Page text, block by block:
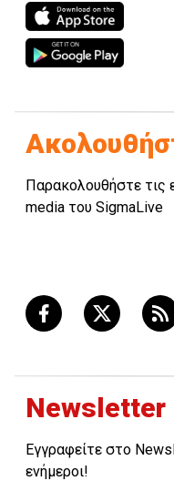
Παρακολουθήστε τις
media του SigmaLive
Newsletter
Εγγραφείτε στο
ενήμεροι!